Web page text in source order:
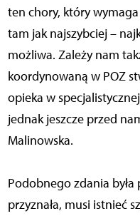
ten chory, który
tam jak najszybciej –
możliwa. Zależy nam
koordynowaną w POZ
opieka w
jednak jeszcze przed
Malinowska.
Podobnego zdania była
przyznała, musi istnieć